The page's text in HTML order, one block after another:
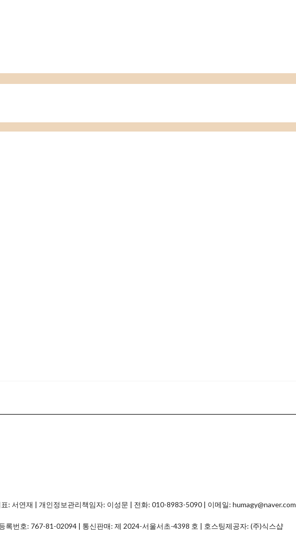
: 서연재 | 개인정보관리책임자: 이성문 | 전화: 010-8983-5090 | 이메일: humagy@naver.com
록번호: 767-81-02094 | 통신판매: 제 2024-서울서초-4398 호 | 호스팅제공자: (주)식스샵